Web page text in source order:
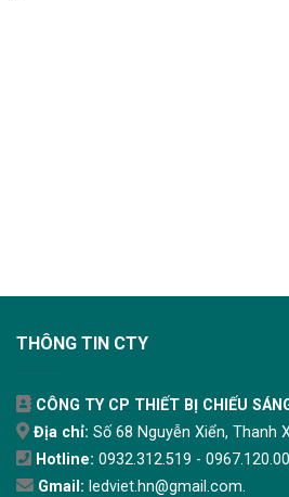
THÔNG TIN CTY
CÔNG TY CP THIẾT BỊ CHIẾU
Địa chỉ: Số 68 Nguyễn Xiển, Thanh
Hotline: 0932.312.519 -
Gmail: ledviet.hn@gmail.com.